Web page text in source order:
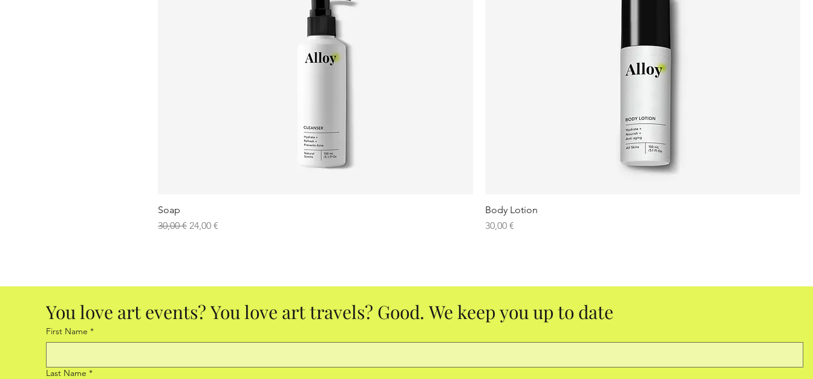
Soap
Standardpreis
30,00 € Sale-Preis
24,00 €
Body Lotion
Preis
30,00 €
You love art events? You love art travels? Good. We keep you up to date
First Name *
Last Name *